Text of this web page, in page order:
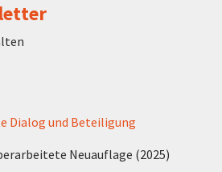
Dialog und Beteiligung
Neuauflage (2025)